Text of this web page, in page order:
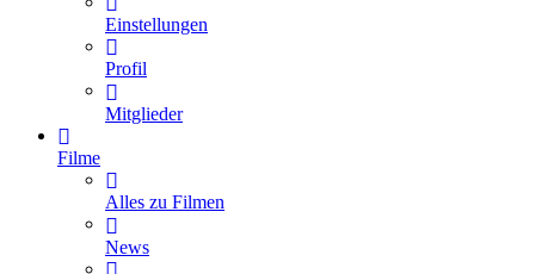
Einstellungen
Profil
Mitglieder
Filme
Alles zu Filmen
News